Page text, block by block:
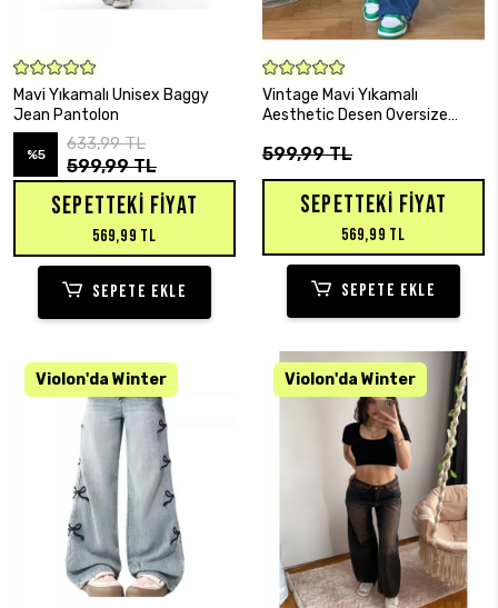
SEPETE EKLE
Mavi Yıkamalı Unisex Baggy
Jean Pantolon
%5
633,99 TL
599,99 TL
SEPETTEKI FIYAT
569,99 TL
SEPETE EKLE
SEPETE EKLE
Vintage Mavi Yıkamalı
Aesthetic Desen Oversize
599,99 TL
SEPETTEKI FIYAT
569,99 TL
SEPETE EKLE